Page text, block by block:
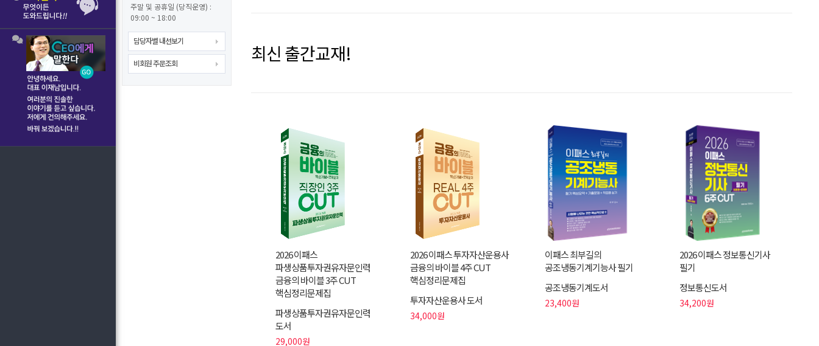
주말 및 공휴일 (당직운영) :
09:00 ~ 18:00
담당자별 내선보기
비회원 주문조회 최신 출간교재!
2026 이패스
파생상품투자권유자문인력
금융의 바이블 3주 CUT
핵심정리문제집
파생상품투자권유자문인력
도서
29,000원
2026 이패스 투자자산운용사
금융의 바이블 4주 CUT
핵심정리문제집
투자자산운용사 도서
34,000원
이패스 최부길의
공조냉동기계기능사 필기
공조냉동기계도서
23,400원
2026 이패스 정보통신기사
필기
정보통신도서
34,200원